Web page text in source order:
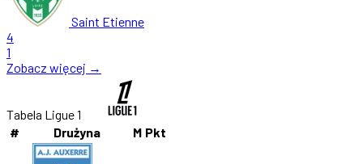
Saint Etienne
4
1
Zobacz więcej →
Tabela Ligue 1
#
Drużyna M Pkt